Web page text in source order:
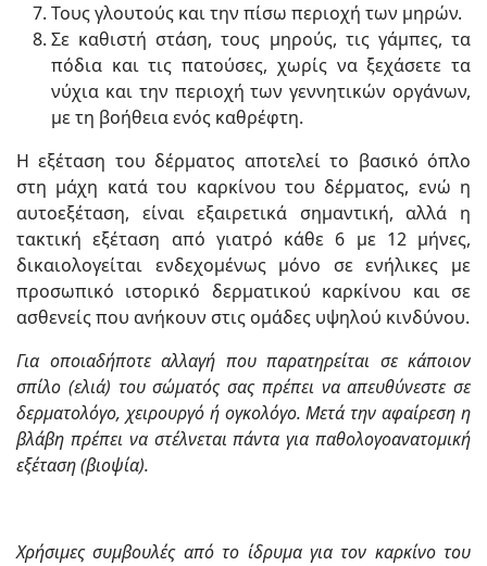
Τους γλουτούς και την πίσω περιοχή των μηρών.
Σε καθιστή στάση, τους μηρούς, τις γάμπες, τα
πόδια και τις πατούσες, χωρίς να ξεχάσετε τα
νύχια και την περιοχή των γεννητικών οργάνων,
με τη βοήθεια ενός καθρέφτη.
Η εξέταση του δέρματος αποτελεί το βασικό όπλο
στη μάχη κατά του καρκίνου του δέρματος, ενώ η
αυτοεξέταση, είναι εξαιρετικά σημαντική, αλλά η
τακτική εξέταση από γιατρό κάθε 6 με 12 μήνες,
δικαιολογείται ενδεχομένως μόνο σε ενήλικες με
προσωπικό ιστορικό δερματικού καρκίνου και σε
ασθενείς που ανήκουν στις ομάδες υψηλού κινδύνου.
Για οποιαδήποτε αλλαγή που παρατηρείται σε κάποιον
σπίλο (ελιά) του σώματός σας πρέπει να απευθύνεστε σε
δερματολόγο, χειρουργό ή ογκολόγο. Μετά την αφαίρεση η
βλάβη πρέπει να στέλνεται πάντα για παθολογοανατομική
εξέταση (βιοψία).
Χρήσιμες συμβουλές από το ίδρυμα για τον καρκίνο του